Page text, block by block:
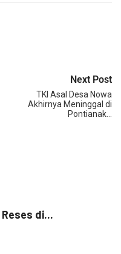
Next Post
TKI Asal Desa Nowa
Akhirnya Meninggal di
Pontianak…
Reses di...